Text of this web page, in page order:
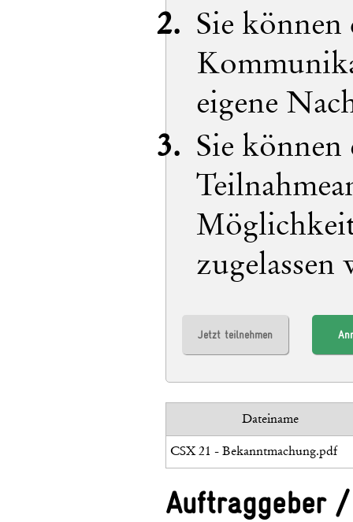
Sie
eigene
Sie
zugelassen
Jetzt teilnehmen
Dateiname
CSX 21 - Bekanntmachung.pdf
Auftraggeber